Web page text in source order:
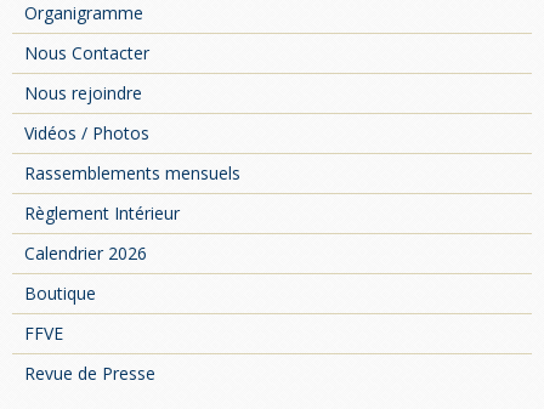
Organigramme
Nous Contacter
Nous rejoindre
Vidéos / Photos
Rassemblements mensuels
Règlement Intérieur
Calendrier 2026
Boutique
FFVE
Revue de Presse